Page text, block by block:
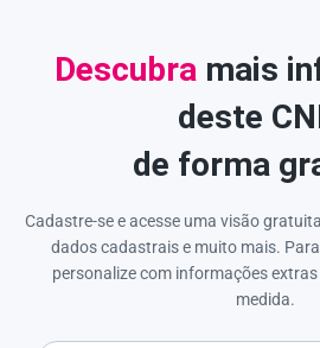
Descubra mais
deste
de forma
Cadastre-se e acesse uma visão
dados cadastrais e muito mais.
personalize com informações
medida.